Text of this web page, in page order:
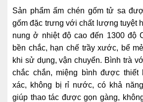
Sản phẩm ấm chén gốm tử sa
gốm đặc trưng với chất lượng tuyệt
nung ở nhiệt độ cao đến 1300 độ
bền chắc, hạn chế trầy xước, bể
khi sử dụng, vận chuyển. Bình trà
chắc chắn, miệng bình được thiết
xác, không bị rỉ nước, có khả
giúp thao tác được gọn gàng,